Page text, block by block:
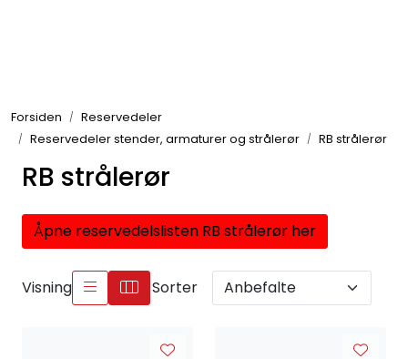
Forsiden
Reservedeler
Reservedeler stender, armaturer og strålerør
RB strålerør
RB strålerør
Åpne reservedelslisten RB strålerør her
Visning Sorter
Produkter
Reservedeler
Nyheter